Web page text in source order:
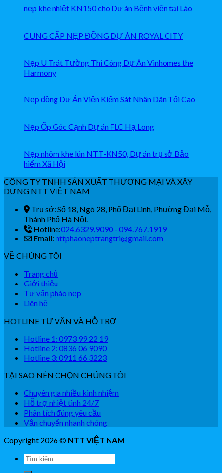
nẹp khe nhiệt KN150 cho Dự án Bệnh viện tại Lào
CUNG CẤP NẸP ĐỒNG DỰ ÁN ROYAL CITY
Nẹp U Trát Tường Thi Công Dự Án Vinhomes the
Harmony
Nẹp đồng Dự Án Viện Kiểm Sát Nhân Dân Tối Cao
Nẹp Ốp Góc Cạnh Dự án FLC Hạ Long
Nẹp nhôm khe lún NTT-KN50, Dự án trụ sở Bảo
hiểm Xã Hội
CÔNG TY TNHH SẢN XUẤT THƯƠNG MẠI VÀ XÂY
DỰNG NTT VIỆT NAM
Trụ sở: Số 18, Ngõ 28, Phố Đại Linh, Phường Đại Mỗ,
Thành Phố Hà Nội.
Hotline:024.6329.9090 - 094.767.1919
Email: nttphaoneptrangtri@gmail.com
VỀ CHÚNG TÔI
Trang chủ
Giới thiệu
Tư vấn phào nẹp
Liên hệ
HOTLINE TƯ VẤN VÀ HỖ TRỢ
Hotline 1: 0973 99 22 19
Hotline 2: 0836 06 9090
Hotline 3: 0911 66 3223
TẠI SAO NÊN CHỌN CHÚNG TÔI
Chuyên gia nhiều kinh nhiệm
Hỗ trợ nhiệt tình 24/7
Phân tích đúng yêu cầu
Vận chuyển nhanh chóng
Copyright 2026 © NTT VIỆT NAM